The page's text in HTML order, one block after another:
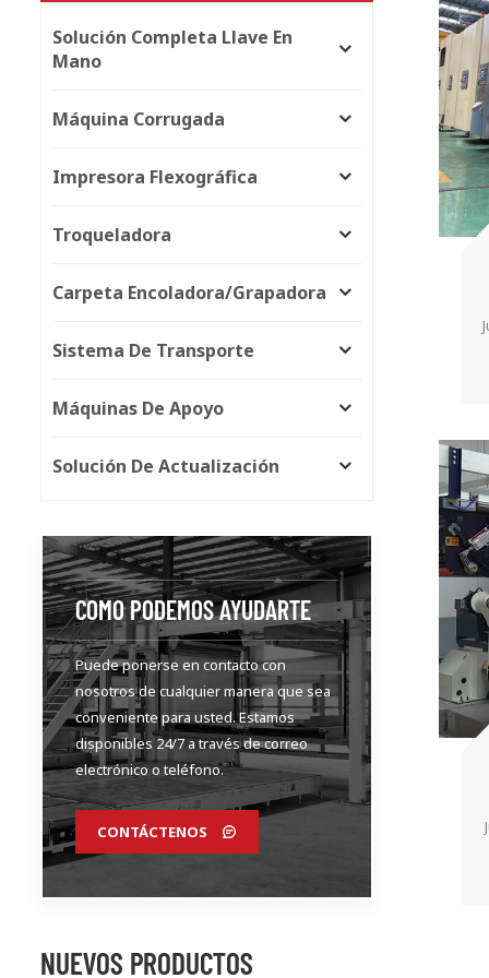
Solución Completa Llave En
Mano
Máquina Corrugada
Impresora Flexográfica
Troqueladora
Carpeta Encoladora/grapadora
Sistema De Transporte
Máquinas De Apoyo
Solución De Actualización
COMO PODEMOS AYUDARTE
Puede ponerse en contacto con
nosotros de cualquier manera que sea
conveniente para usted. Estamos
disponibles 24/7 a través de correo
electrónico o teléfono.
CONTÁCTENOS
NUEVOS PRODUCTOS